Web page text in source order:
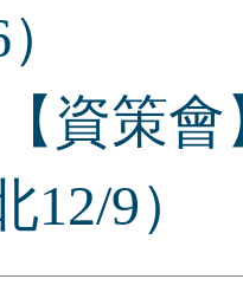
資策
9）